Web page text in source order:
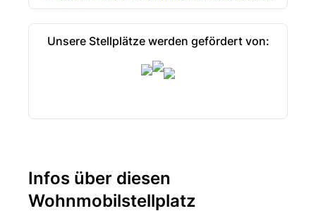
Unsere Stellplätze werden gefördert von:
Infos über diesen
Wohnmobilstellplatz